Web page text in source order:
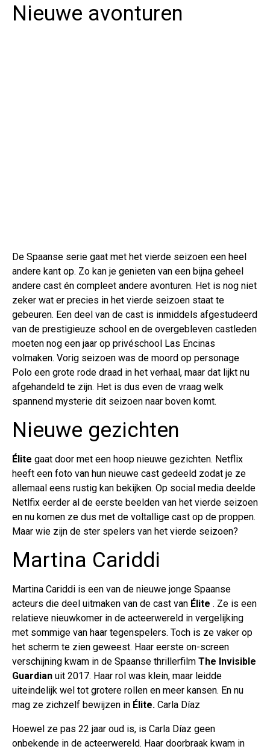
Nieuwe avonturen
De Spaanse serie gaat met het vierde seizoen een heel
andere kant op. Zo kan je genieten van een bijna geheel
andere cast én compleet andere avonturen. Het is nog niet
zeker wat er precies in het vierde seizoen staat te
gebeuren. Een deel van de cast is inmiddels afgestudeerd
van de prestigieuze school en de overgebleven castleden
moeten nog een jaar op privéschool Las Encinas
volmaken. Vorig seizoen was de moord op personage
Polo een grote rode draad in het verhaal, maar dat lijkt nu
afgehandeld te zijn. Het is dus even de vraag welk
spannend mysterie dit seizoen naar boven komt.
Nieuwe gezichten
Élite gaat door met een hoop nieuwe gezichten. Netflix
heeft een foto van hun nieuwe cast gedeeld zodat je ze
allemaal eens rustig kan bekijken. Op social media deelde
Netlfix eerder al de eerste beelden van het vierde seizoen
en nu komen ze dus met de voltallige cast op de proppen.
Maar wie zijn de ster spelers van het vierde seizoen?
Martina Cariddi
Martina Cariddi is een van de nieuwe jonge Spaanse
acteurs die deel uitmaken van de cast van Élite . Ze is een
relatieve nieuwkomer in de acteerwereld in vergelijking
met sommige van haar tegenspelers. Toch is ze vaker op
het scherm te zien geweest. Haar eerste on-screen
verschijning kwam in de Spaanse thrillerfilm The Invisible
Guardian uit 2017. Haar rol was klein, maar leidde
uiteindelijk wel tot grotere rollen en meer kansen. En nu
mag ze zichzelf bewijzen in Élite. Carla Díaz
Hoewel ze pas 22 jaar oud is, is Carla Díaz geen
onbekende in de acteerwereld. Haar doorbraak kwam in